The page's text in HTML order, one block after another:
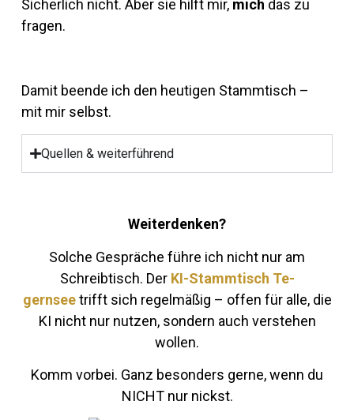
Si­cher­lich nicht. Aber sie hilft mir, mich das zu
fragen.
Damit be­ende ich den heu­tigen Stamm­tisch –
mit mir selbst.
Quellen & weiterführend
Wei­ter­denken?
Solche Ge­spräche führe ich nicht nur am
Schreib­tisch. Der KI-Stamm­tisch Te­
gernseetrifft sich re­gel­mäßig – offen für alle, die
KI nicht nur nutzen, son­dern auch ver­stehen
wollen.
Komm vorbei. Ganz be­son­ders gerne, wenn du
NICHT nur nickst.